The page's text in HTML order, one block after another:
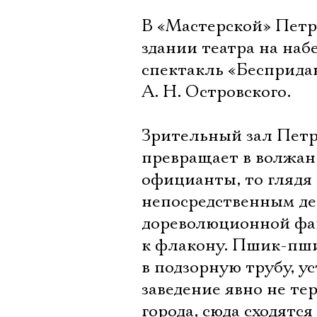
В «Мастерской»
здании театра на
спектакль
А. Н. Островского.
Зрительный зал
превращает в волжан
официанты, то глядя
непосредственным
дореволюционной
к флакону. Пшик-
в подзорную трубу,
заведение явно не
города, сюда